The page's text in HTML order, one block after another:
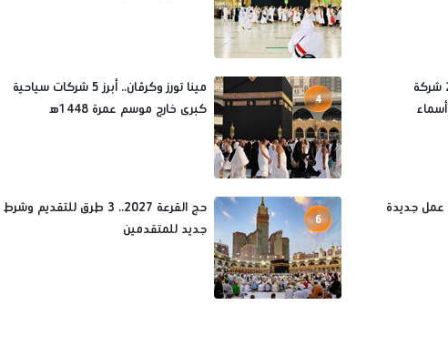
قبل حجز العمرة.. ابتعد عن 22 شركة
4
مينا تورز وكرڤان.. أبرز 5 شركات سياحية
كبرى خارج موسم عمرة 1448ه‍
3032 فرصة عمل جديدة
6
حج القرعة 2027.. 3 طرق للتقديم وشرط
جديد للمتقدمين